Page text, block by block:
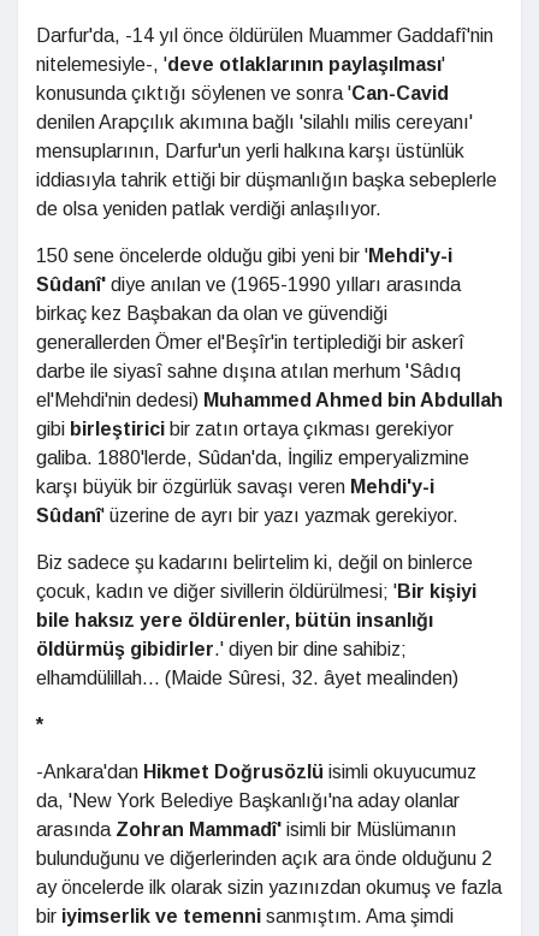
Darfur'da, -14 yıl önce öldürülen Muammer Gaddafî'nin
nitelemesiyle-, 'deve otlaklarının paylaşılması'
konusunda çıktığı söylenen ve sonra 'Can-Cavid
denilen Arapçılık akımına bağlı 'silahlı milis cereyanı'
mensuplarının, Darfur'un yerli halkına karşı üstünlük
iddiasıyla tahrik ettiği bir düşmanlığın başka sebeplerle
de olsa yeniden patlak verdiği anlaşılıyor.
150 sene öncelerde olduğu gibi yeni bir 'Mehdi'y-i
Sûdanî' diye anılan ve (1965-1990 yılları arasında
birkaç kez Başbakan da olan ve güvendiği
generallerden Ömer el'Beşîr'in tertiplediği bir askerî
darbe ile siyasî sahne dışına atılan merhum 'Sâdıq
el'Mehdi'nin dedesi) Muhammed Ahmed bin Abdullah
gibi birleştirici bir zatın ortaya çıkması gerekiyor
galiba. 1880'lerde, Sûdan'da, İngiliz emperyalizmine
karşı büyük bir özgürlük savaşı veren Mehdi'y-i
Sûdanî' üzerine de ayrı bir yazı yazmak gerekiyor.
Biz sadece şu kadarını belirtelim ki, değil on binlerce
çocuk, kadın ve diğer sivillerin öldürülmesi; 'Bir kişiyi
bile haksız yere öldürenler, bütün insanlığı
öldürmüş gibidirler.' diyen bir dine sahibiz;
elhamdülillah... (Maide Sûresi, 32. âyet mealinden)
*
-Ankara'dan Hikmet Doğrusözlü isimli okuyucumuz
da, 'New York Belediye Başkanlığı'na aday olanlar
arasında Zohran Mammadî' isimli bir Müslümanın
bulunduğunu ve diğerlerinden açık ara önde olduğunu 2
ay öncelerde ilk olarak sizin yazınızdan okumuş ve fazla
bir iyimserlik ve temenni sanmıştım. Ama şimdi